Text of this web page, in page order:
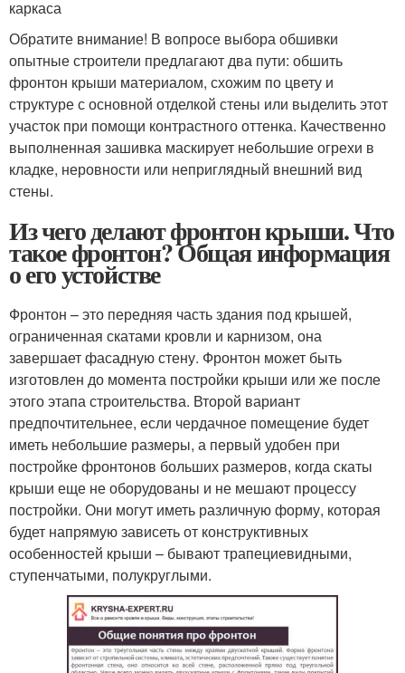
каркаса
Обратите внимание! В вопросе выбора обшивки
опытные строители предлагают два пути: обшить
фронтон крыши материалом, схожим по цвету и
структуре с основной отделкой стены или выделить этот
участок при помощи контрастного оттенка. Качественно
выполненная зашивка маскирует небольшие огрехи в
кладке, неровности или неприглядный внешний вид
стены.
Из чего делают фронтон крыши. Что
такое фронтон? Общая информация
о его устойстве
Фронтон – это передняя часть здания под крышей,
ограниченная скатами кровли и карнизом, она
завершает фасадную стену. Фронтон может быть
изготовлен до момента постройки крыши или же после
этого этапа строительства. Второй вариант
предпочтительнее, если чердачное помещение будет
иметь небольшие размеры, а первый удобен при
постройке фронтонов больших размеров, когда скаты
крыши еще не оборудованы и не мешают процессу
постройки. Они могут иметь различную форму, которая
будет напрямую зависеть от конструктивных
особенностей крыши – бывают трапециевидными,
ступенчатыми, полукруглыми.